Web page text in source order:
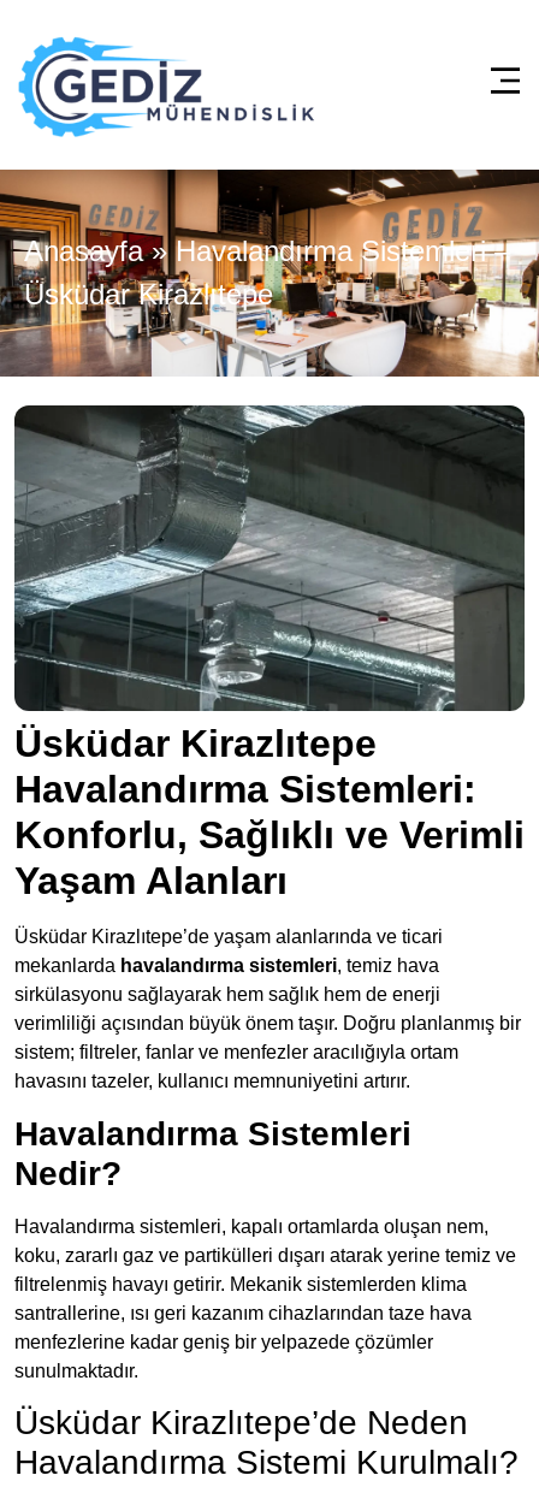
Anasayfa»Havalandırma Sistemleri –
Üsküdar Kirazlıtepe
Üsküdar Kirazlıtepe
Havalandırma Sistemleri:
Konforlu, Sağlıklı ve Verimli
Yaşam Alanları
Üsküdar Kirazlıtepe’de yaşam alanlarında ve ticari
mekanlarda havalandırma sistemleri, temiz hava
sirkülasyonu sağlayarak hem sağlık hem de enerji
verimliliği açısından büyük önem taşır. Doğru planlanmış bir
sistem; filtreler, fanlar ve menfezler aracılığıyla ortam
havasını tazeler, kullanıcı memnuniyetini artırır.
Havalandırma Sistemleri
Nedir?
Havalandırma sistemleri, kapalı ortamlarda oluşan nem,
koku, zararlı gaz ve partikülleri dışarı atarak yerine temiz ve
filtrelenmiş havayı getirir. Mekanik sistemlerden klima
santrallerine, ısı geri kazanım cihazlarından taze hava
menfezlerine kadar geniş bir yelpazede çözümler
sunulmaktadır.
Üsküdar Kirazlıtepe’de Neden
Havalandırma Sistemi Kurulmalı?